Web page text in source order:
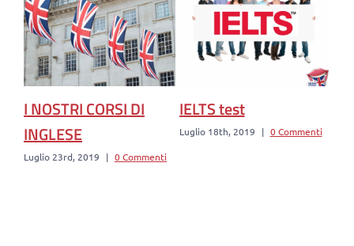
I NOSTRI CORSI DI
INGLESE
Luglio 23rd, 2019 | 0 Commenti
IELTS test
Luglio 18th, 2019 | 0 Commenti